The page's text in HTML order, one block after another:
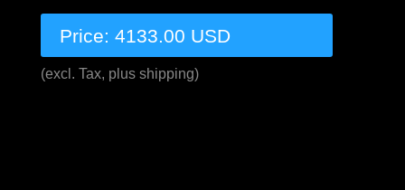
Price: 4133.00 USD
(excl. Tax, plus shipping)